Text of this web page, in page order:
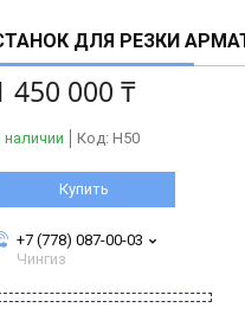
ДЛЯ РЕЗКИ
450 000 ₸
наличии Код: H50
Купить
+7 (778) 087-00-03
Чингиз